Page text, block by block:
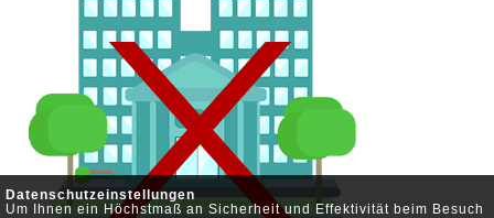
Datenschutzeinstellungen
Um Ihnen ein Höchstmaß an Sicherheit und Effektivität beim Besuch